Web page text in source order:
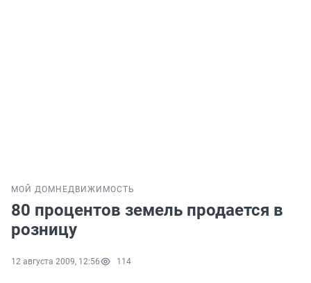
МОЙ ДОМ НЕДВИЖИМОСТЬ
80 процентов земель продается в
розницу
12 августа 2009, 12:56 114